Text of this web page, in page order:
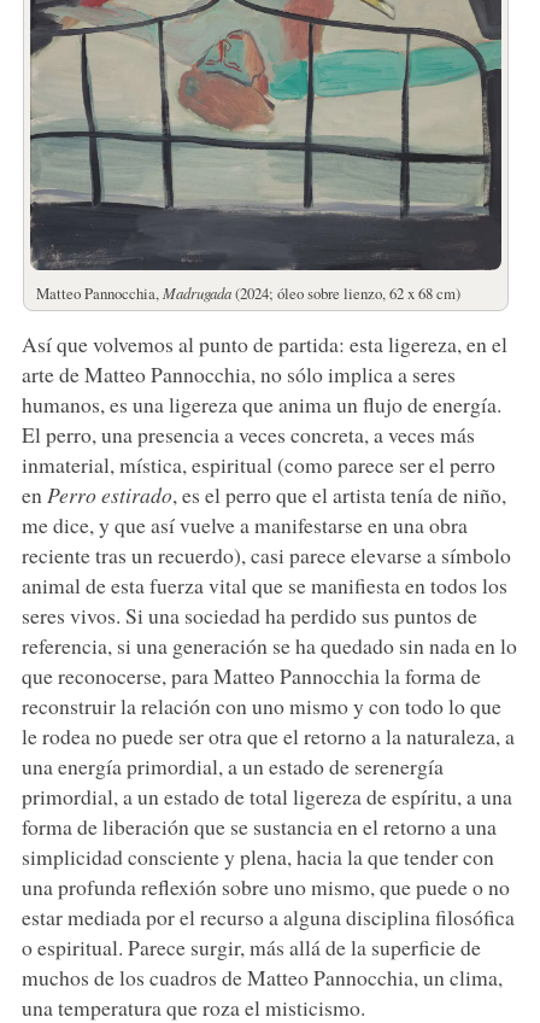
Matteo Pannocchia,Madrugada(2024; óleo sobre lienzo, 62 x 68 cm)
Así que volvemos al punto de partida: esta ligereza, en el
arte de Matteo Pannocchia, no sólo implica a seres
humanos, es una ligereza que anima un flujo de energía.
El perro, una presencia a veces concreta, a veces más
inmaterial, mística, espiritual (como parece ser el perro
en Perro estirado, es el perro que el artista tenía de niño,
me dice, y que así vuelve a manifestarse en una obra
reciente tras un recuerdo), casi parece elevarse a símbolo
animal de esta fuerza vital que se manifiesta en todos los
seres vivos. Si una sociedad ha perdido sus puntos de
referencia, si una generación se ha quedado sin nada en lo
que reconocerse, para Matteo Pannocchia la forma de
reconstruir la relación con uno mismo y con todo lo que
le rodea no puede ser otra que el retorno a la naturaleza, a
una energía primordial, a un estado de serenergía
primordial, a un estado de total ligereza de espíritu, a una
forma de liberación que se sustancia en el retorno a una
simplicidad consciente y plena, hacia la que tender con
una profunda reflexión sobre uno mismo, que puede o no
estar mediada por el recurso a alguna disciplina filosófica
o espiritual. Parece surgir, más allá de la superficie de
muchos de los cuadros de Matteo Pannocchia, un clima,
una temperatura que roza el misticismo.